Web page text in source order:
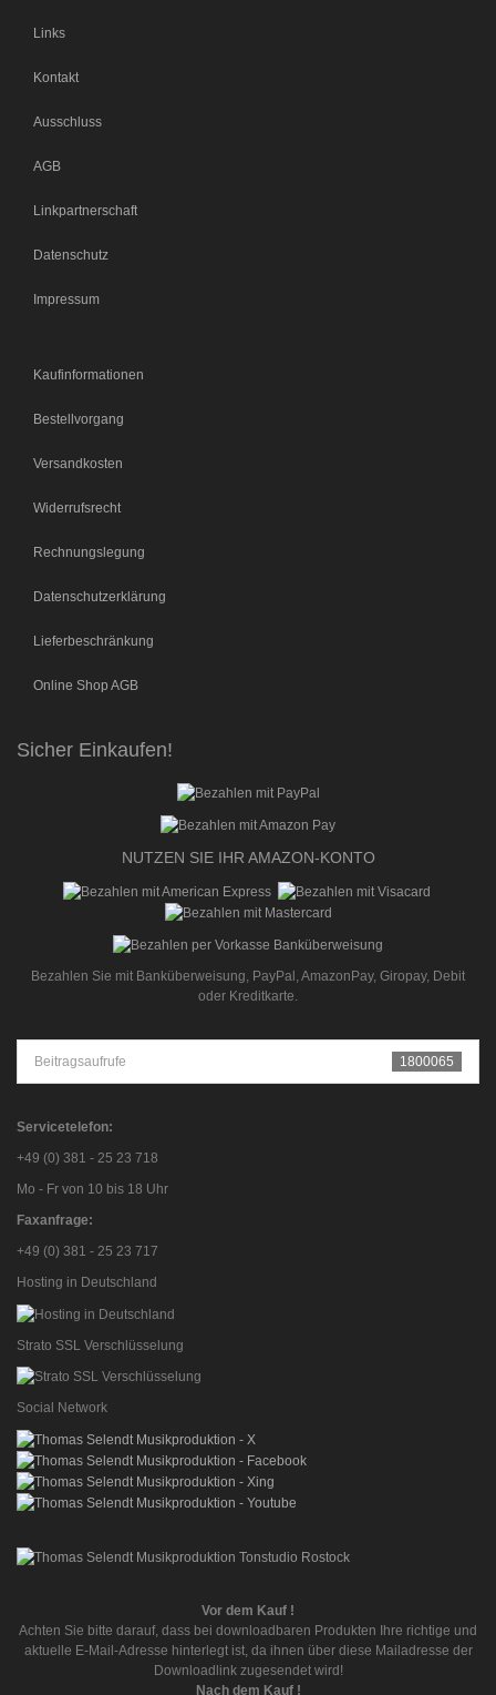
Links
Kontakt
Ausschluss
AGB
Linkpartnerschaft
Datenschutz
Impressum
Kaufinformationen
Bestellvorgang
Versandkosten
Widerrufsrecht
Rechnungslegung
Datenschutzerklärung
Lieferbeschränkung
Online Shop AGB
Sicher Einkaufen!
NUTZEN SIE IHR AMAZON-KONTO
Bezahlen Sie mit Banküberweisung, PayPal, AmazonPay, Giropay, Debit
oder Kreditkarte.
Beitragsaufrufe 1800065
Servicetelefon:
+49 (0) 381 - 25 23 718
Mo - Fr von 10 bis 18 Uhr
Faxanfrage:
+49 (0) 381 - 25 23 717
Hosting in Deutschland
Strato SSL Verschlüsselung
Social Network
Vor dem Kauf !
Achten Sie bitte darauf, dass bei downloadbaren Produkten Ihre richtige und
aktuelle E-Mail-Adresse hinterlegt ist, da ihnen über diese Mailadresse der
Downloadlink zugesendet wird!
Nach dem Kauf !